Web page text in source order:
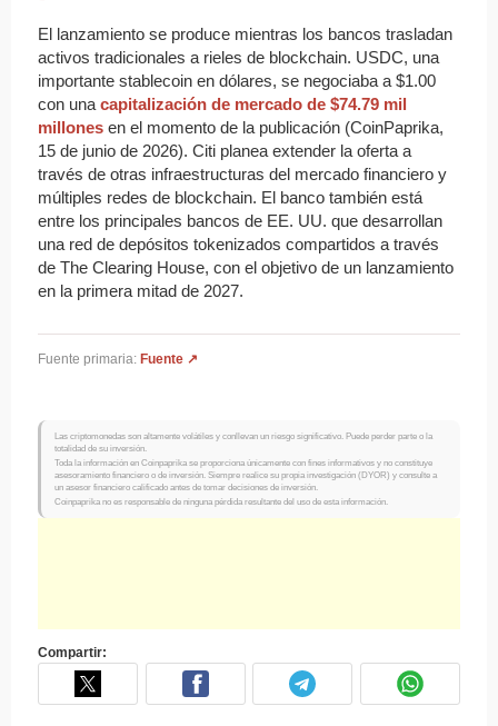
El lanzamiento se produce mientras los bancos trasladan
activos tradicionales a rieles de blockchain. USDC, una
importante stablecoin en dólares, se negociaba a $1.00
con una capitalización de mercado de $74.79 mil
millones en el momento de la publicación (CoinPaprika,
15 de junio de 2026). Citi planea extender la oferta a
través de otras infraestructuras del mercado financiero y
múltiples redes de blockchain. El banco también está
entre los principales bancos de EE. UU. que desarrollan
una red de depósitos tokenizados compartidos a través
de The Clearing House, con el objetivo de un lanzamiento
en la primera mitad de 2027.
Fuente primaria: Fuente ↗
Las criptomonedas son altamente volátiles y conllevan un riesgo significativo. Puede perder parte o la
totalidad de su inversión.
Toda la información en Coinpaprika se proporciona únicamente con fines informativos y no constituye
asesoramiento financiero o de inversión. Siempre realice su propia investigación (DYOR) y consulte a
un asesor financiero calificado antes de tomar decisiones de inversión.
Coinpaprika no es responsable de ninguna pérdida resultante del uso de esta información.
Compartir: